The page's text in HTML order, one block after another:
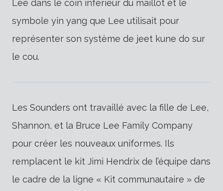
Lee dans le coin inférieur du maillot et le
symbole yin yang que Lee utilisait pour
représenter son système de jeet kune do sur
le cou.
Les Sounders ont travaillé avec la fille de Lee,
Shannon, et la Bruce Lee Family Company
pour créer les nouveaux uniformes. Ils
remplacent le kit Jimi Hendrix de l’équipe dans
le cadre de la ligne « Kit communautaire » de